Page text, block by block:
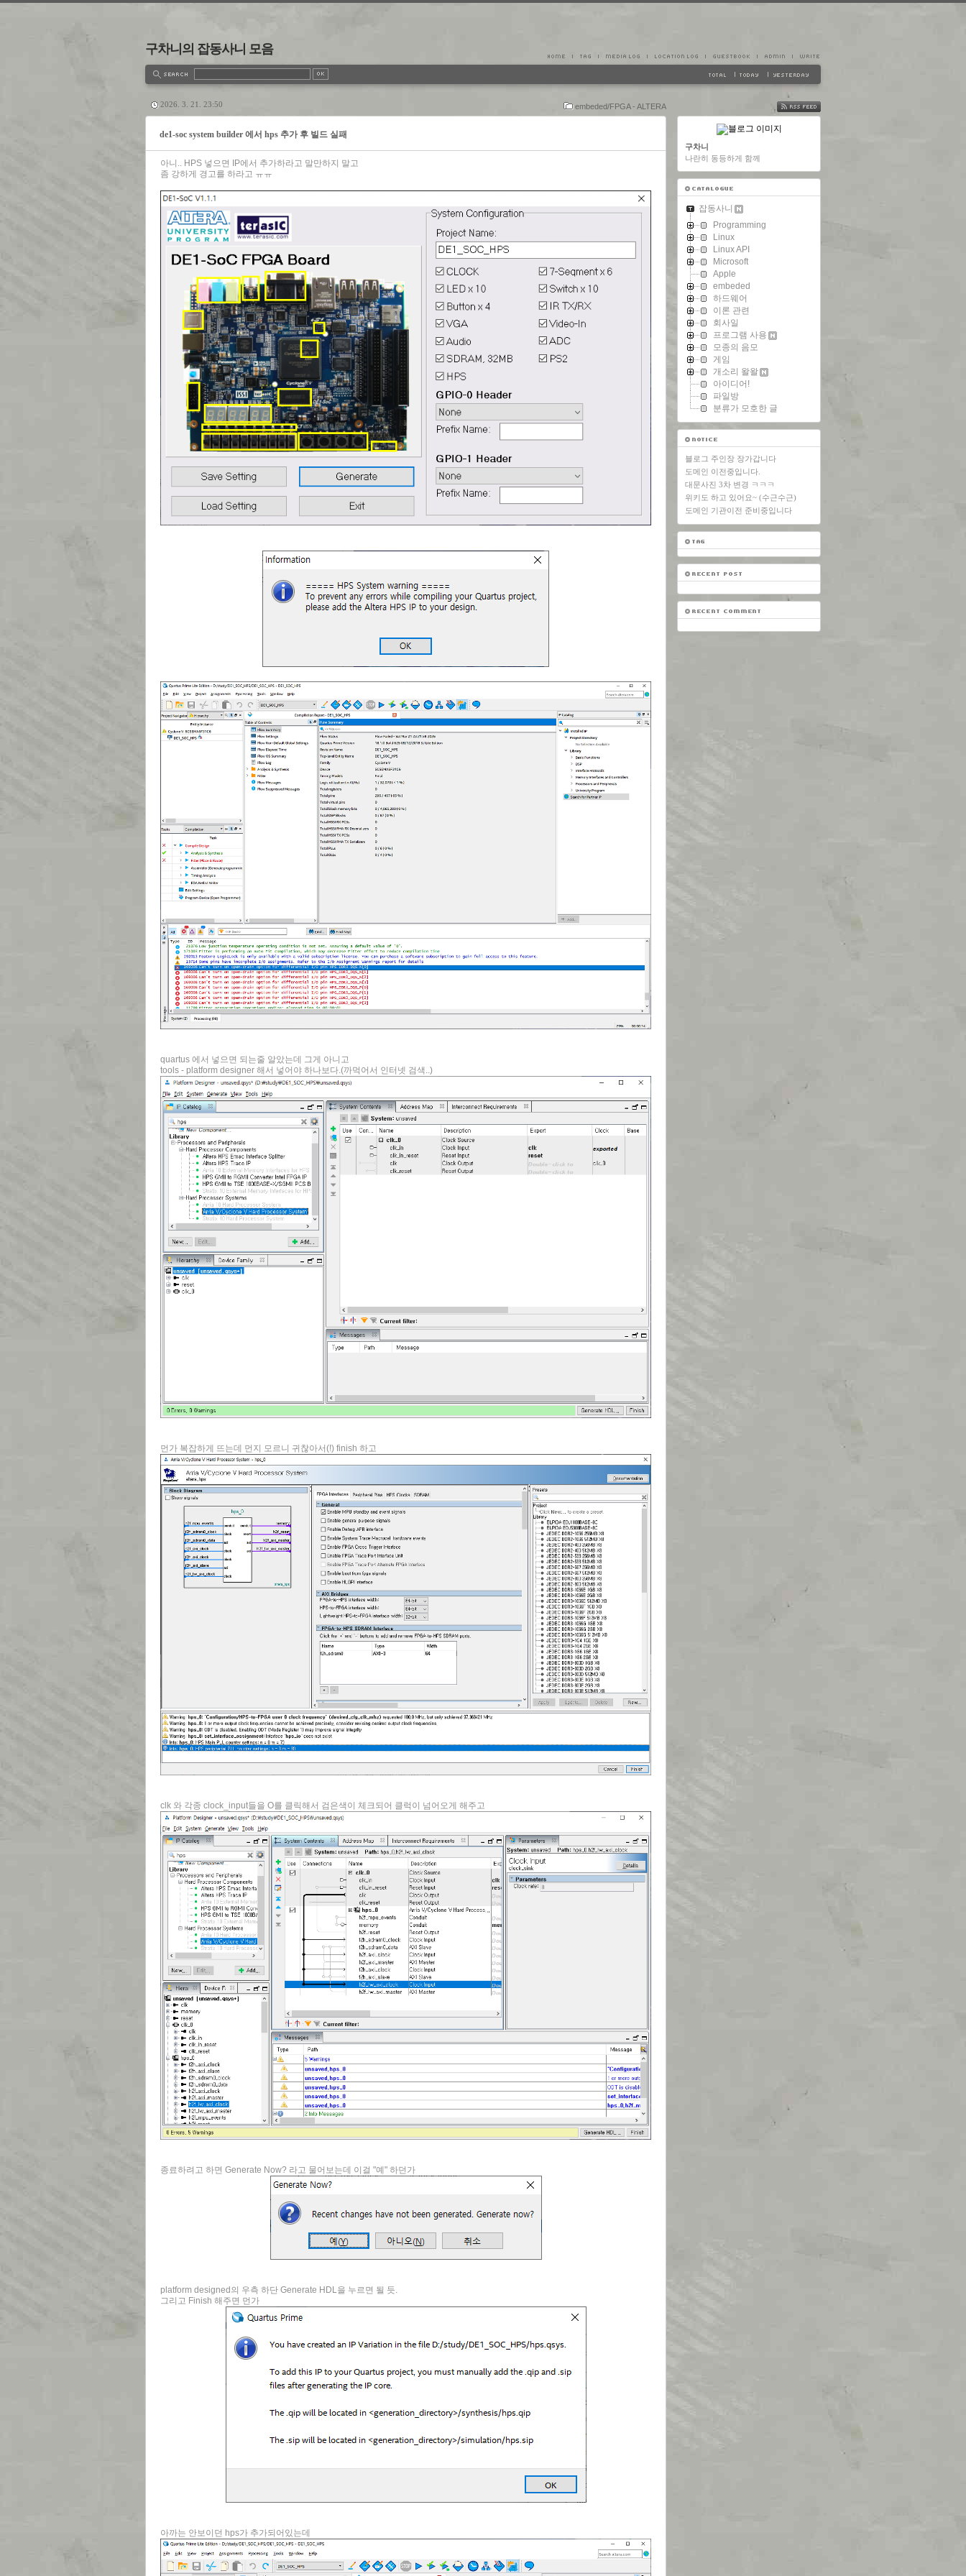
구차니의 잡동사니 모음
embeded/FPGA - ALTERA
2026. 3. 21. 23:50
de1-soc system builder 에서 hps 추가 후 빌드 실패
아니.. HPS 넣으면 IP에서 추가하라고 말만하지 말고
좀 강하게 경고를 하라고 ㅠㅠ
quartus 에서 넣으면 되는줄 알았는데 그게 아니고
tools - platform designer 해서 넣어야 하나보다.(까먹어서 인터넷 검색..)
먼가 복잡하게 뜨는데 먼지 모르니 귀찮아서(!) finish 하고
clk 와 각종 clock_input들을 O를 클릭해서 검은색이 체크되어 클럭이 넘어오게 해주고
종료하려고 하면 Generate Now? 라고 물어보는데 이걸 "예" 하던가
platform designed의 우측 하단 Generate HDL을 누르면 될 듯.
그리고 Finish 해주면 먼가
아까는 안보이던 hps가 추가되어있는데
FEED
구차니
나란히 동등하게 함께
잡동사니
Programming
Linux
Linux API
Microsoft
Apple
embeded
하드웨어
이론 관련
회사일
프로그램 사용
모종의 음모
게임
개소리 왈왈
아이디어!
파일방
분류가 모호한 글
블로그 주인장 장가갑니다
도메인 이전중입니다.
대문사진 3차 변경 ㅋㅋㅋ
위키도 하고 있어요~ (수근수근)
도메인 기관이전 준비중입니다